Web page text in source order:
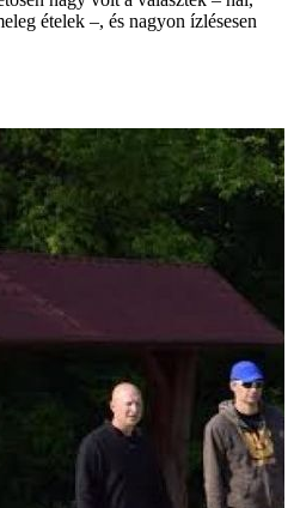
ételek –, és nagyon ízlésesen